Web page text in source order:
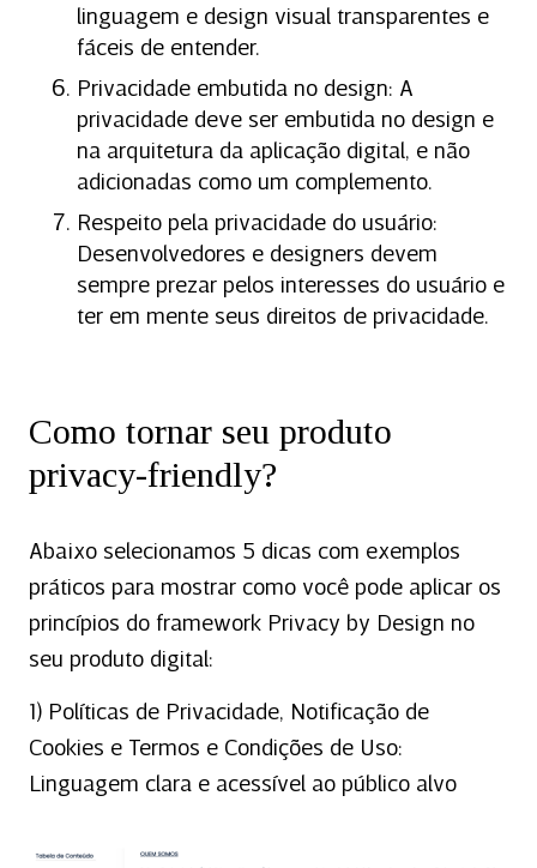
linguagem e design visual transparentes e
fáceis de entender.
Privacidade embutida no design: A
privacidade deve ser embutida no design e
na arquitetura da aplicação digital, e não
adicionadas como um complemento.
Respeito pela privacidade do usuário:
Desenvolvedores e designers devem
sempre prezar pelos interesses do usuário e
ter em mente seus direitos de privacidade.
Como tornar seu produto
privacy-friendly?
Abaixo selecionamos 5 dicas com exemplos
práticos para mostrar como você pode aplicar os
princípios do framework Privacy by Design no
seu produto digital:
1) Políticas de Privacidade, Notificação de
Cookies e Termos e Condições de Uso:
Linguagem clara e acessível ao público alvo